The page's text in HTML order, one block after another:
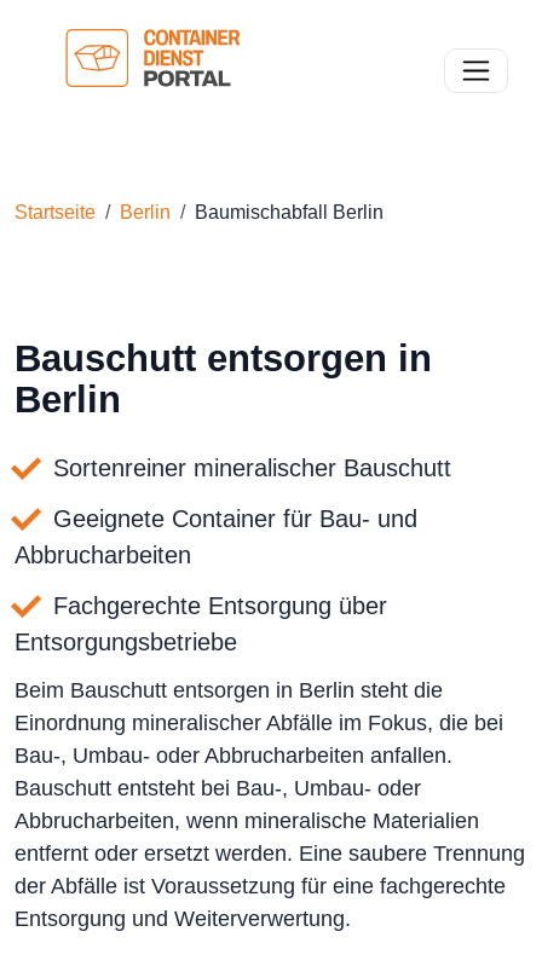
Toggle
Startseite Berlin Baumischabfall Berlin
Bauschutt entsorgen in
Berlin
Sortenreiner mineralischer Bauschutt
Geeignete Container für Bau- und
Abbrucharbeiten
Fachgerechte Entsorgung über
Entsorgungsbetriebe
Beim Bauschutt entsorgen in Berlin steht die
Einordnung mineralischer Abfälle im Fokus, die bei
Bau-, Umbau- oder Abbrucharbeiten anfallen.
Bauschutt entsteht bei Bau-, Umbau- oder
Abbrucharbeiten, wenn mineralische Materialien
entfernt oder ersetzt werden. Eine saubere Trennung
der Abfälle ist Voraussetzung für eine fachgerechte
Entsorgung und Weiterverwertung.